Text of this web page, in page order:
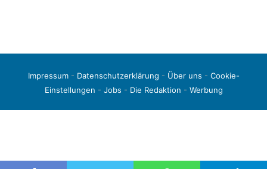
Impressum- Datenschutzerklärung - Über uns - Cookie-
Einstellungen - Jobs - Die Redaktion - Werbung